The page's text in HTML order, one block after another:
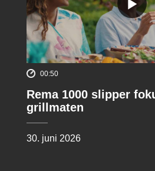
00:50
Rema 1000 slipper
grillmaten
30. juni 2026